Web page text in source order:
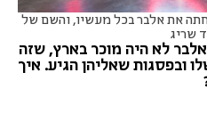
את אלבר בכל מעשיו, והשם של
שריג
לא היה מוכר בארץ, שזה
ובפסגות שאליהן הגיע. איך